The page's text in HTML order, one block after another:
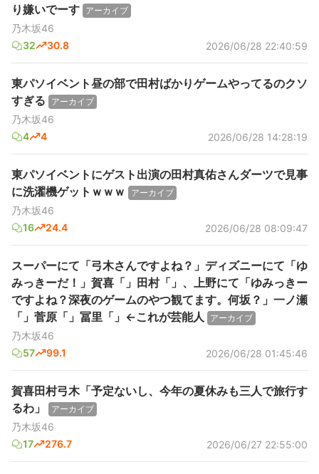
り嫌いでーす アーカイブ
乃木坂46
32
30.8 2026/06/28 22:40:59
東パソイベント昼の部で田村ばかりゲームやってるのクソ
すぎる
アーカイブ
乃木坂46
4
4 2026/06/28 14:28:19
東パソイベントにゲスト出演の田村真佑さんダーツで見事
に洗濯機ゲットｗｗｗ
アーカイブ
乃木坂46
16
24.4 2026/06/28 08:09:47
スーパーにて「弓木さんですよね？」ディズニーにて「ゆ
みっきーだ！」賀喜「」田村「」、上野にて「ゆみっきー
ですよね？深夜のゲームのやつ観てます。何坂？」一ノ瀬
「」菅原「」冨里「」←これが芸能人
アーカイブ
乃木坂46
57
99.1 2026/06/28 01:45:46
賀喜田村弓木「予定ないし、今年の夏休みも三人で旅行す
るわ」
アーカイブ
乃木坂46
17
276.7 2026/06/27 22:55:00